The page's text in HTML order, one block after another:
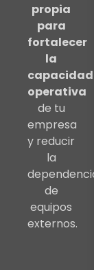
propia
para
fortalecer
la
capacidad
operativa
de tu
empresa
y reducir
la
de
equipos
externos.